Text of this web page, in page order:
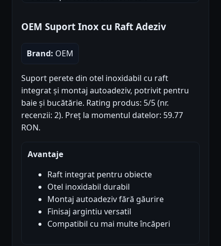
OEM Suport Inox cu Raft Adeziv
Brand: OEM
Suport perete din otel inoxidabil cu raft
integrat și montaj autoadeziv, potrivit pentru
baie și bucătărie. Rating produs: 5/5 (nr.
recenzii: 2). Preț la momentul datelor: 59.77
RON.
Avantaje
Raft integrat pentru obiecte
Otel inoxidabil durabil
Montaj autoadeziv fără găurire
Finisaj argintiu versatil
Compatibil cu mai multe încăperi